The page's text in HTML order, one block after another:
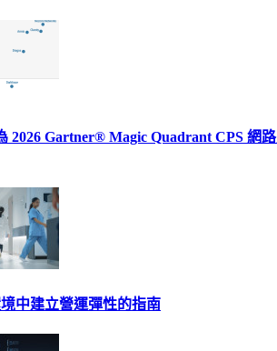
2026 Gartner® Magic Quadrant CPS 網
中建立營運彈性的指南